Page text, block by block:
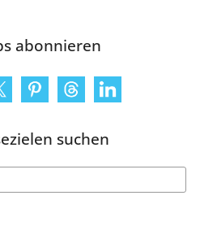
abonnieren
suchen
nach: